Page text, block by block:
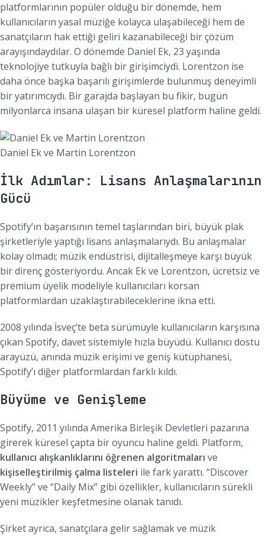
platformlarının popüler olduğu bir dönemde, hem
kullanıcıların yasal müziğe kolayca ulaşabileceği hem de
sanatçıların hak ettiği geliri kazanabileceği bir çözüm
arayışındaydılar. O dönemde Daniel Ek, 23 yaşında
teknolojiye tutkuyla bağlı bir girişimciydi. Lorentzon ise
daha önce başka başarılı girişimlerde bulunmuş deneyimli
bir yatırımcıydı. Bir garajda başlayan bu fikir, bugün
milyonlarca insana ulaşan bir küresel platform haline geldi.
Daniel Ek ve Martin Lorentzon
İlk Adımlar: Lisans Anlaşmalarının
Gücü
Spotify’ın başarısının temel taşlarından biri, büyük plak
şirketleriyle yaptığı lisans anlaşmalarıydı. Bu anlaşmalar
kolay olmadı; müzik endüstrisi, dijitalleşmeye karşı büyük
bir direnç gösteriyordu. Ancak Ek ve Lorentzon, ücretsiz ve
premium üyelik modeliyle kullanıcıları korsan
platformlardan uzaklaştırabileceklerine ikna etti.
2008 yılında İsveç’te beta sürümüyle kullanıcıların karşısına
çıkan Spotify, davet sistemiyle hızla büyüdü. Kullanıcı dostu
arayüzü, anında müzik erişimi ve geniş kütüphanesi,
Spotify’ı diğer platformlardan farklı kıldı.
Büyüme ve Genişleme
Spotify, 2011 yılında Amerika Birleşik Devletleri pazarına
girerek küresel çapta bir oyuncu haline geldi. Platform,
kullanıcı alışkanlıklarını öğrenen algoritmaları ve
kişiselleştirilmiş çalma listeleri ile fark yarattı. “Discover
Weekly” ve “Daily Mix” gibi özellikler, kullanıcıların sürekli
yeni müzikler keşfetmesine olanak tanıdı.
Şirket ayrıca, sanatçılara gelir sağlamak ve müzik